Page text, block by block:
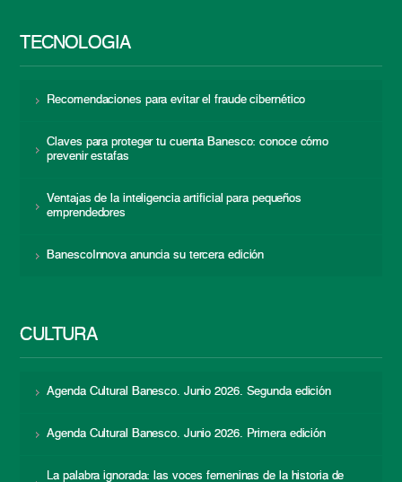
TECNOLOGÍA
Recomendaciones para evitar el fraude cibernético
Claves para proteger tu cuenta Banesco: conoce cómo
prevenir estafas
Ventajas de la inteligencia artificial para pequeños
emprendedores
BanescoInnova anuncia su tercera edición
CULTURA
Agenda Cultural Banesco. Junio 2026. Segunda edición
Agenda Cultural Banesco. Junio 2026. Primera edición
La palabra ignorada: las voces femeninas de la historia de